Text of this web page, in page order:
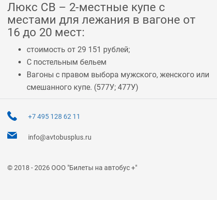
Люкс СВ – 2-местные купе с
местами для лежания в вагоне от
16 до 20 мест:
стоимость от 29 151 рублей;
С постельным бельем
Вагоны с правом выбора мужского, женского или
смешанного купе. (577У; 477У)
+7 495 128 62 11
info@avtobusplus.ru
© 2018 - 2026 ООО "Билеты на автобус +"